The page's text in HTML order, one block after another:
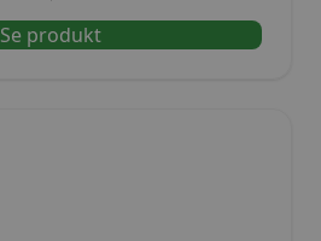
oprindelige
pris
aktuelle
pris
Se produkt